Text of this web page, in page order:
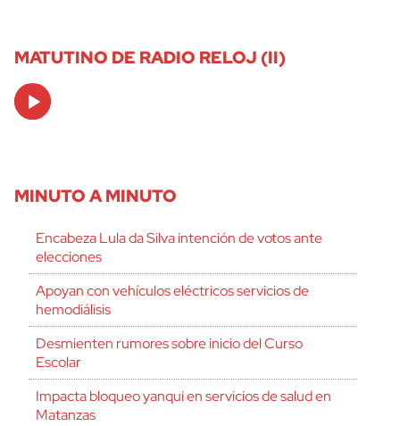
MATUTINO DE RADIO RELOJ (II)
Audio
Player
MINUTO A MINUTO
Encabeza Lula da Silva intención de votos ante
elecciones
Apoyan con vehículos eléctricos servicios de
hemodiálisis
Desmienten rumores sobre inicio del Curso
Escolar
Impacta bloqueo yanqui en servicios de salud en
Matanzas